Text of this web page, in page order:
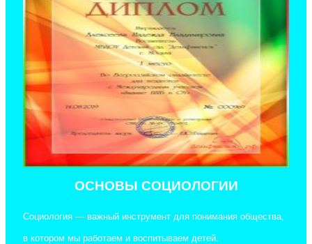
ОСНОВЫ СОЦИОЛОГИИ
Социология — важный инструмент для понимания общества,
в котором мы работаем и воспитываем детей.